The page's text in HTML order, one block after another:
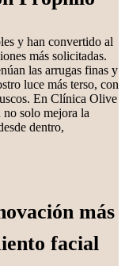
y han convertido al
más solicitadas.
las arrugas finas y
luce más terso, con
En Clínica Olive
no solo mejora la
dentro,
más
facial